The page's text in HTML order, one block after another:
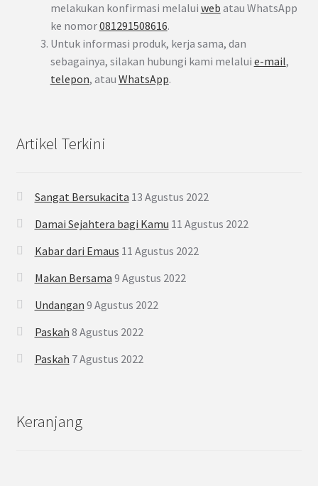
melakukan konfirmasi melalui web atau WhatsApp
ke nomor081291508616.
Untuk informasi produk, kerja sama, dan
sebagainya, silakan hubungi kami melalui e-mail,
telepon, atau WhatsApp.
Artikel Terkini
Sangat Bersukacita 13 Agustus 2022
Damai Sejahtera bagi Kamu 11 Agustus 2022
Kabar dari Emaus 11 Agustus 2022
Makan Bersama 9 Agustus 2022
Undangan 9 Agustus 2022
Paskah 8 Agustus 2022
Paskah 7 Agustus 2022
Keranjang